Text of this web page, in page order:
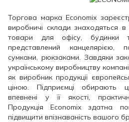
Торгова марка Economix
виробничі склади знаходяться в
товари для офісу, будинки
представлений канцелярією,
сумками, рюкзаками. Завдяки
українському виробництву
як виробник продукції
ціною. Підприємці обирають
впевнені у її якості,
Продукція Economix здатна
підвищити впізнаваність вашого